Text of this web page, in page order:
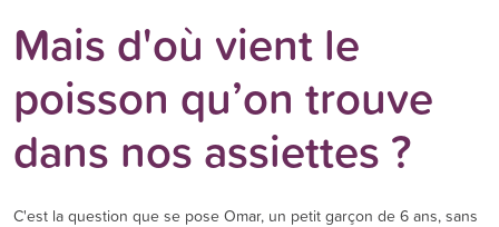
Mais d'où vient le
poisson qu’on trouve
dans nos assiettes ?
C'est la question que se pose Omar, un petit garçon de 6 ans, sans